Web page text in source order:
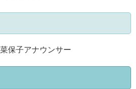
保子アナウンサー